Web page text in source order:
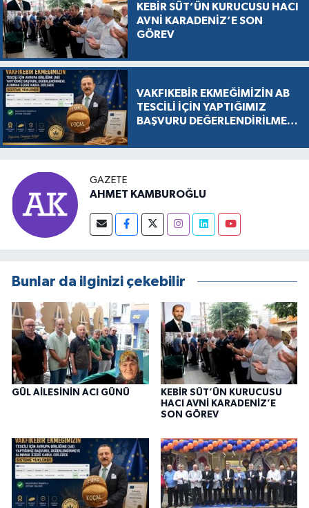
KEBİR SÜT’ÜN KURUCUSU HACI
AVNİ KARADENİZ’E SON
GÖREV
VAKFIKEBİR EKMEĞİMİZİN AB
TESCİLİ İÇİN YAPTIĞIMIZ
BAŞVURU DEĞERLENDİRİLMEK
RESMEN BAŞLADI
GAZETE
AHMET KAMBUROĞLU
Bunlar da ilginizi çekebilir
GÜL AİLESİNİN ACI GÜNÜ
KEBİR SÜT’ÜN KURUCUSU
HACI AVNİ KARADENİZ’E
SON GÖREV